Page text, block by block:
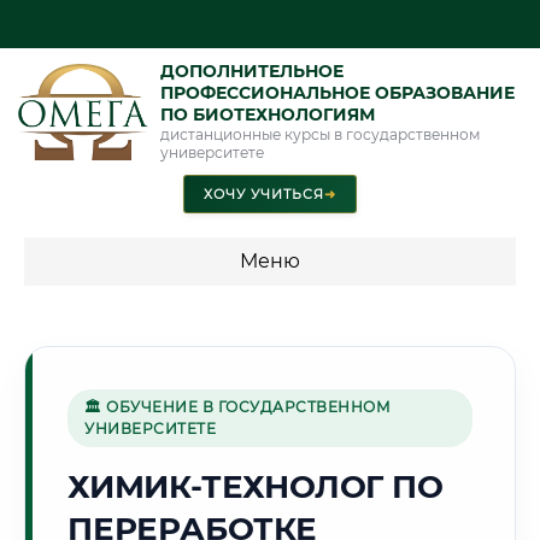
ДОПОЛНИТЕЛЬНОЕ
ПРОФЕССИОНАЛЬНОЕ ОБРАЗОВАНИЕ
ПО БИОТЕХНОЛОГИЯМ
дистанционные курсы в государственном
университете
ХОЧУ УЧИТЬСЯ➜
Меню
✈️
Г. УЛЬЯНОВСК
🏛 ОБУЧЕНИЕ В ГОСУДАРСТВЕННОМ
УНИВЕРСИТЕТЕ
ХИМИК-ТЕХНОЛОГ ПО
ПЕРЕРАБОТКЕ